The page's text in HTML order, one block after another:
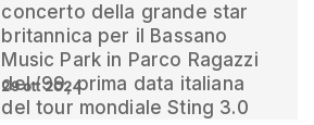
concerto della grande star
britannica per il Bassano
Music Park in Parco Ragazzi
del ’99, prima data italiana
del tour mondiale Sting 3.0
29 ott 2024